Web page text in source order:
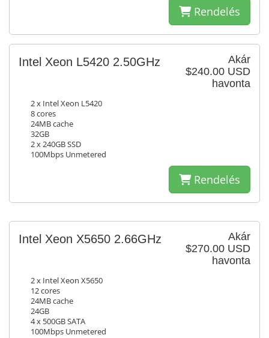
Rendelés
Akár
$240.00 USD
havonta
Intel Xeon L5420 2.50GHz
2 x Intel Xeon L5420
8 cores
24MB cache
32GB
2 x 240GB SSD
100Mbps Unmetered
Rendelés
Akár
$270.00 USD
havonta
Intel Xeon X5650 2.66GHz
2 x Intel Xeon X5650
12 cores
24MB cache
24GB
4 x 500GB SATA
100Mbps Unmetered